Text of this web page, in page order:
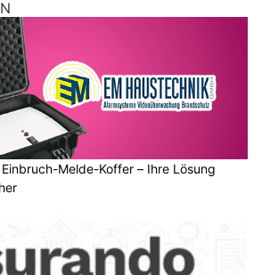
Melde-Koffer – Ihre Lösung